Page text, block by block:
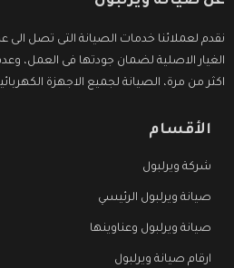
نقدم لعملائنا خدمات الصيانة التى تصل
الغيار الاصلية لضمان جودتها فى العمل،
اكثر من مرة، الصيانة لجميع الاجهزة
الأقسام
شركة ويرلبول
صيانة ويرلبول الرئيسي
صيانة ويرلبول وعناوينها
ارقام صيانة ويرلبول